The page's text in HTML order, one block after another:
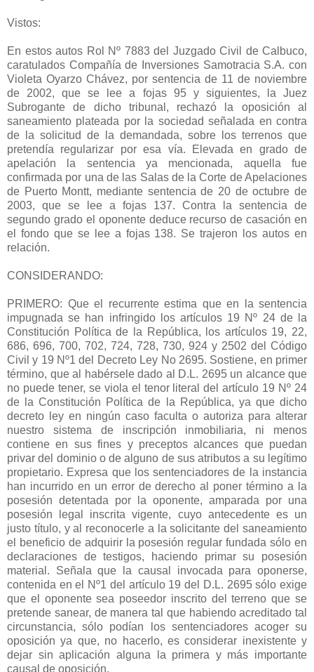
Vistos:
En estos autos Rol Nº 7883 del Juzgado Civil de Calbuco,
caratulados Compañía de Inversiones Samotracia S.A. con
Violeta Oyarzo Chávez, por sentencia de 11 de noviembre
de 2002, que se lee a fojas 95 y siguientes, la Juez
Subrogante de dicho tribunal, rechazó la oposición al
saneamiento plateada por la sociedad señalada en contra
de la solicitud de la demandada, sobre los terrenos que
pretendía regularizar por esa vía. Elevada en grado de
apelación la sentencia ya mencionada, aquella fue
confirmada por una de las Salas de la Corte de Apelaciones
de Puerto Montt, mediante sentencia de 20 de octubre de
2003, que se lee a fojas 137. Contra la sentencia de
segundo grado el oponente deduce recurso de casación en
el fondo que se lee a fojas 138. Se trajeron los autos en
relación.
CONSIDERANDO:
PRIMERO: Que el recurrente estima que en la sentencia
impugnada se han infringido los artículos 19 Nº 24 de la
Constitución Política de la República, los artículos 19, 22,
686, 696, 700, 702, 724, 728, 730, 924 y 2502 del Código
Civil y 19 Nº1 del Decreto Ley No 2695. Sostiene, en primer
término, que al habérsele dado al D.L. 2695 un alcance que
no puede tener, se viola el tenor literal del artículo 19 Nº 24
de la Constitución Política de la República, ya que dicho
decreto ley en ningún caso faculta o autoriza para alterar
nuestro sistema de inscripción inmobiliaria, ni menos
contiene en sus fines y preceptos alcances que puedan
privar del dominio o de alguno de sus atributos a su legítimo
propietario. Expresa que los sentenciadores de la instancia
han incurrido en un error de derecho al poner término a la
posesión detentada por la oponente, amparada por una
posesión legal inscrita vigente, cuyo antecedente es un
justo título, y al reconocerle a la solicitante del saneamiento
el beneficio de adquirir la posesión regular fundada sólo en
declaraciones de testigos, haciendo primar su posesión
material. Señala que la causal invocada para oponerse,
contenida en el Nº1 del artículo 19 del D.L. 2695 sólo exige
que el oponente sea poseedor inscrito del terreno que se
pretende sanear, de manera tal que habiendo acreditado tal
circunstancia, sólo podían los sentenciadores acoger su
oposición ya que, no hacerlo, es considerar inexistente y
dejar sin aplicación alguna la primera y más importante
causal de oposición.